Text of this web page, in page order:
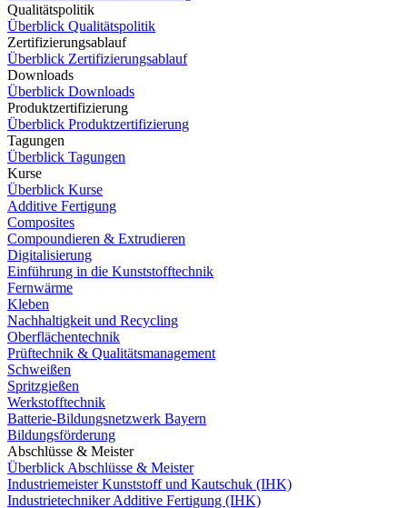
Qualitätspolitik
Überblick Qualitätspolitik
Zertifizierungsablauf
Überblick Zertifizierungsablauf
Downloads
Überblick Downloads
Produktzertifizierung
Überblick Produktzertifizierung
Tagungen
Überblick Tagungen
Kurse
Überblick Kurse
Additive Fertigung
Composites
Compoundieren & Extrudieren
Digitalisierung
Einführung in die Kunststofftechnik
Fernwärme
Kleben
Nachhaltigkeit und Recycling
Oberflächentechnik
Prüftechnik & Qualitätsmanagement
Schweißen
Spritzgießen
Werkstofftechnik
Batterie-Bildungsnetzwerk Bayern
Bildungsförderung
Abschlüsse & Meister
Überblick Abschlüsse & Meister
Industriemeister Kunststoff und Kautschuk (IHK)
Industrietechniker Additive Fertigung (IHK)